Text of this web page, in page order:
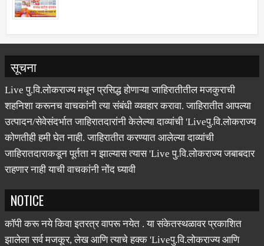
सूचना
Live पु.वि.लोकराज्य मधून प्रसिद्ध होणाऱ्या जाहिरातीतील मजकुराची
शहनिशा करूनच वाचकांनी त्या संबंधी व्यवहार करावा. जाहिरातीत आपल्या
उत्पादन/सेवेसंदर्भात जाहिरातदारांनी केलेल्या दाव्यांची 'Liveपु.वि.लोकराज्य
कोणतीही हमी घेत नाही. जाहिरातीत करण्यात आलेल्या दाव्यांची
जाहिरातदाराकडून पूर्तता न झाल्यास त्यास 'Live पु.वि.लोकराज्य जबाबदार
राहणार नाही याची वाचकांनी नोंद घ्यावी
NOTICE
कॉपी करू नये किवा इतरत्र वापरू नयेत . या संकेतस्थळावर प्रकाशित
झालेला सर्व मजकूर, लेख आणि त्याचे हक्क 'Liveपु.वि.लोकराज्य आणि